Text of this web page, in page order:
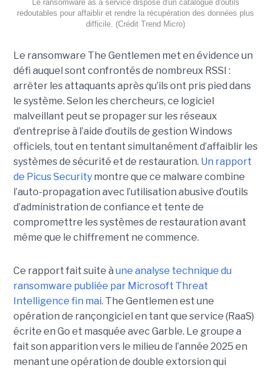
Le ransomware as a service dispose d'un catalogue d'outils
redoutables pour affaiblir et rendre la récupération des données plus
difficile. (Crédit Trend Micro)
Le ransomware The Gentlemen met en évidence un
défi auquel sont confrontés de nombreux RSSI :
arrêter les attaquants après qu’ils ont pris pied dans
le système. Selon les chercheurs, ce logiciel
malveillant peut se propager sur les réseaux
d’entreprise à l’aide d’outils de gestion Windows
officiels, tout en tentant simultanément d’affaiblir les
systèmes de sécurité et de restauration. Un rapport
de Picus Securitymontre que ce malware combine
l’auto-propagation avec l’utilisation abusive d’outils
d’administration de confiance et tente de
compromettre les systèmes de restauration avant
même que le chiffrement ne commence.
Ce rapport fait suite à une analyse technique du
ransomware publiée par Microsoft Threat
Intelligence fin mai. The Gentlemen est une
opération de rançongiciel en tant que service (RaaS)
écrite en Go et masquée avec Garble. Le groupe a
fait son apparition vers le milieu de l’année 2025 en
menant une opération de double extorsion qui